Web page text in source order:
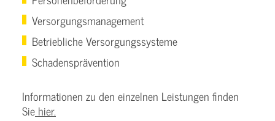
Versorgungsmanagement
Betriebliche Versorgungssysteme
Schadensprävention
Informationen zu den einzelnen Leistungen finden
Sie hier.